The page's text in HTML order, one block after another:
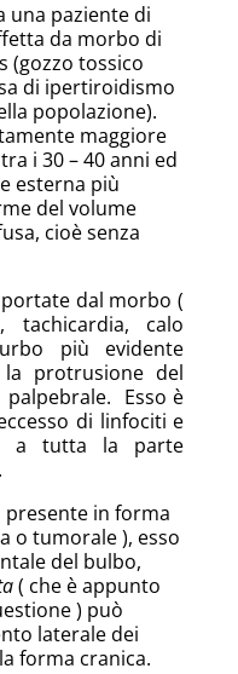
una paziente di
da morbo di
(gozzo tossico
di ipertiroidismo
popolazione).
maggiore
i 30 – 40 anni ed
esterna più
del volume
cioè senza
dal morbo (
tachicardia, calo
più evidente
la protrusione del
Esso è
di linfociti e
a tutta la parte
presente in forma
o tumorale ), esso
del bulbo,
( che è appunto
) può
laterale dei
forma cranica.